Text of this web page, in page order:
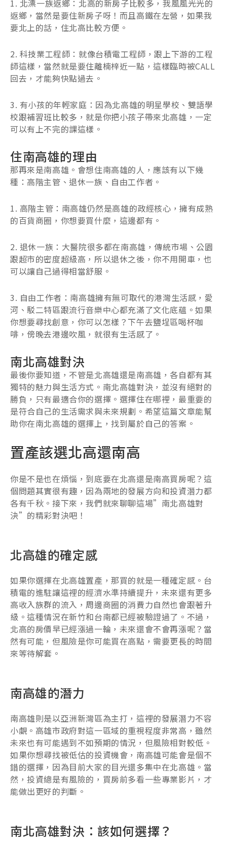
1. 北漂一族返鄉：北高的新房子比較多，我風風光光的
返鄉，當然是要住新房子呀！而且高鐵在左營，如果我
要北上的話，住北高比較方便。
2. 科技業工程師：就像台積電工程師，跟上下游的工程
師這樣，當然就是要住離楠梓近一點，這樣臨時被CALL
回去，才能夠快點過去。
3. 有小孩的年輕家庭：因為北高雄的明星學校、雙語學
校跟補習班比較多，就是你把小孩子帶來北高雄，一定
可以有上不完的課這樣。
住南高雄的理由
那再來是南高雄。會想住南高雄的人，應該有以下幾
種：高階主管、退休一族、自由工作者。
1. 高階主管：南高雄仍然是高雄的政經核心，擁有成熟
的百貨商圈，你想要買什麼，這邊都有。
2. 退休一族：大醫院很多都在南高雄，傳統市場、公園
跟超市的密度超級高，所以退休之後，你不用開車，也
可以讓自己過得相當舒服。
3. 自由工作者：南高雄擁有無可取代的港灣生活感，愛
河、駁二特區跟流行音樂中心都充滿了文化底蘊。如果
你想要尋找創意，你可以怎樣？下午去鹽埕區喝杯咖
啡，傍晚去港邊吹風，就很有生活感了。
南北高雄對決
最後你要知道，不管是北高雄還是南高雄，各自都有其
獨特的魅力與生活方式。南北高雄對決，並沒有絕對的
勝負，只有最適合你的選擇。選擇住在哪裡，最重要的
是符合自己的生活需求與未來規劃。希望這篇文章能幫
助你在南北高雄的選擇上，找到屬於自己的答案。
置產該選北高還南高
你是不是也在煩惱，到底要在北高還是南高買房呢？這
個問題其實很有趣，因為兩地的發展方向和投資潛力都
各有千秋。接下來，我們就來聊聊這場”南北高雄對
決”的精彩對決吧！
北高雄的確定感
如果你選擇在北高雄置產，那買的就是一種確定感。台
積電的進駐讓這裡的經濟水準持續提升，未來還有更多
高收入族群的流入，周邊商圈的消費力自然也會跟著升
級。這種情況在新竹和台南都已經被驗證過了。不過，
北高的房價早已經漲過一輪，未來還會不會再漲呢？當
然有可能，但風險是你可能買在高點，需要更長的時間
來等待解套。
南高雄的潛力
南高雄則是以亞洲新灣區為主打，這裡的發展潛力不容
小覷。高雄市政府對這一區域的重視程度非常高，雖然
未來也有可能遇到不如預期的情況，但風險相對較低。
如果你想尋找被低估的投資機會，南高雄可能會是個不
錯的選擇，因為目前大家的目光還多集中在北高雄。當
然，投資總是有風險的，買房前多看一些專業影片，才
能做出更好的判斷。
南北高雄對決：該如何選擇？